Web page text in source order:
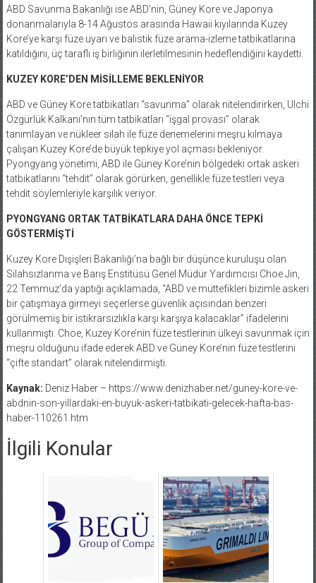
ABD Savunma Bakanlığı ise ABD’nin, Güney Kore ve Japonya
donanmalarıyla 8-14 Ağustos arasında Hawaii kıyılarında Kuzey
Kore’ye karşı füze uyarı ve balistik füze arama-izleme tatbikatlarına
katıldığını, üç taraflı iş birliğinin ilerletilmesinin hedeflendiğini kaydetti.
KUZEY KORE’DEN MİSİLLEME BEKLENİYOR
ABD ve Güney Kore tatbikatları “savunma” olarak nitelendirirken, Ulchi
Özgürlük Kalkanı’nın tüm tatbikatları “işgal provası” olarak
tanımlayan ve nükleer silah ile füze denemelerini meşru kılmaya
çalışan Kuzey Kore’de büyük tepkiye yol açması bekleniyor.
Pyongyang yönetimi, ABD ile Güney Kore’nin bölgedeki ortak askeri
tatbikatlarını “tehdit” olarak görürken, genellikle füze testleri veya
tehdit söylemleriyle karşılık veriyor.
PYONGYANG ORTAK TATBİKATLARA DAHA ÖNCE TEPKİ
GÖSTERMİŞTİ
Kuzey Kore Dışişleri Bakanlığı’na bağlı bir düşünce kuruluşu olan
Silahsızlanma ve Barış Enstitüsü Genel Müdür Yardımcısı Choe Jin,
22 Temmuz’da yaptığı açıklamada, “ABD ve müttefikleri bizimle askeri
bir çatışmaya girmeyi seçerlerse güvenlik açısından benzeri
görülmemiş bir istikrarsızlıkla karşı karşıya kalacaklar” ifadelerini
kullanmıştı. Choe, Kuzey Kore’nin füze testlerinin ülkeyi savunmak için
meşru olduğunu ifade ederek ABD ve Güney Kore’nin füze testlerini
“çifte standart” olarak nitelendirmişti.
Kaynak: Deniz Haber – https://www.denizhaber.net/guney-kore-ve-
abdnin-son-yillardaki-en-buyuk-askeri-tatbikati-gelecek-hafta-bas-
haber-110261.htm
İlgili Konular